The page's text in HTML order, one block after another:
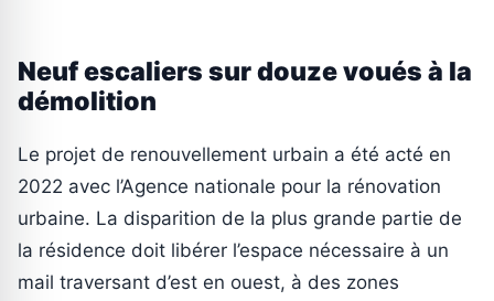
Neuf escaliers sur douze voués à la
démolition
Le projet de renouvellement urbain a été acté en
2022 avec l’Agence nationale pour la rénovation
urbaine. La disparition de la plus grande partie de
la résidence doit libérer l’espace nécessaire à un
mail traversant d’est en ouest, à des zones